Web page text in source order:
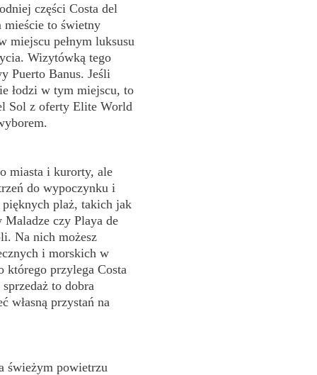
części Costa del
to świetny
miejscu pełnym luksusu
Wizytówką tego
Puerto Banus. Jeśli
łodzi w tym miejscu, to
Sol z oferty Elite World
miasta i kurorty, ale
do wypoczynku i
pięknych plaż, takich jak
Maladze czy Playa de
Na nich możesz
i morskich w
którego przylega Costa
to dobra
własną przystań na
świeżym powietrzu